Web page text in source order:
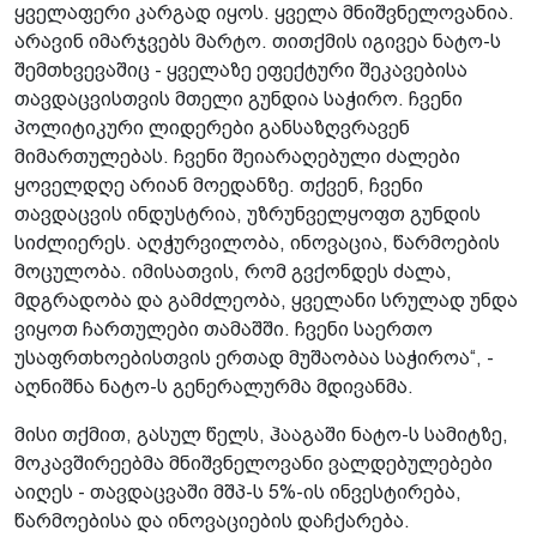
ყველაფერი კარგად იყოს. ყველა მნიშვნელოვანია.
არავინ იმარჯვებს მარტო. თითქმის იგივეა ნატო-ს
შემთხვევაშიც - ყველაზე ეფექტური შეკავებისა
თავდაცვისთვის მთელი გუნდია საჭირო. ჩვენი
პოლიტიკური ლიდერები განსაზღვრავენ
მიმართულებას. ჩვენი შეიარაღებული ძალები
ყოველდღე არიან მოედანზე. თქვენ, ჩვენი
თავდაცვის ინდუსტრია, უზრუნველყოფთ გუნდის
სიძლიერეს. აღჭურვილობა, ინოვაცია, წარმოების
მოცულობა. იმისათვის, რომ გვქონდეს ძალა,
მდგრადობა და გამძლეობა, ყველანი სრულად უნდა
ვიყოთ ჩართულები თამაშში. ჩვენი საერთო
უსაფრთხოებისთვის ერთად მუშაობაა საჭიროა“, -
აღნიშნა ნატო-ს გენერალურმა მდივანმა.
მისი თქმით, გასულ წელს, ჰააგაში ნატო-ს სამიტზე,
მოკავშირეებმა მნიშვნელოვანი ვალდებულებები
აიღეს - თავდაცვაში მშპ-ს 5%-ის ინვესტირება,
წარმოებისა და ინოვაციების დაჩქარება.